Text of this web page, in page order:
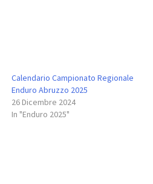
Calendario Campionato Regionale
Enduro Abruzzo 2025
26 Dicembre 2024
In "Enduro 2025"